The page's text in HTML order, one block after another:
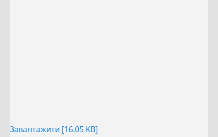
Завантажити [16.05 KB]